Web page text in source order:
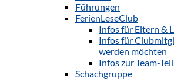
Führungen
FerienLeseClub
Infos für Eltern &
Infos für
werden möchten
Infos zur Team-
Schachgruppe